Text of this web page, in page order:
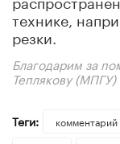
технике,
резки.
Благодарим за
Теплякову (МПГУ)
Теги: комментарий